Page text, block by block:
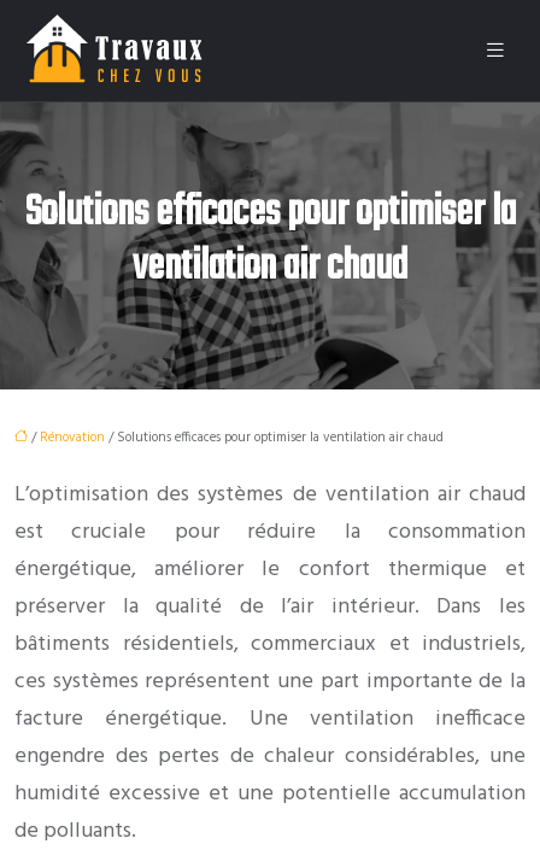
Solutions efficaces pour optimiser la
ventilation air chaud
/Rénovation / Solutions efficaces pour optimiser la ventilation air chaud
L’optimisation des systèmes de ventilation air chaud
est cruciale pour réduire la consommation
énergétique, améliorer le confort thermique et
préserver la qualité de l’air intérieur. Dans les
bâtiments résidentiels, commerciaux et industriels,
ces systèmes représentent une part importante de la
facture énergétique. Une ventilation inefficace
engendre des pertes de chaleur considérables, une
humidité excessive et une potentielle accumulation
de polluants.